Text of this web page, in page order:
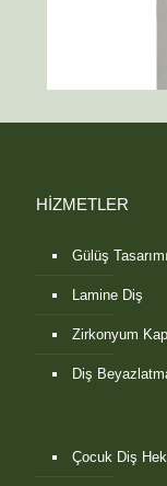
HİZMETLER
Gülüş Tasarımı
Lamine Diş
Zirkonyum
Diş
Çocuk Diş